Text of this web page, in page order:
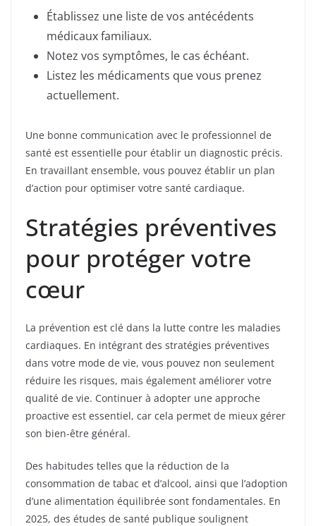
Établissez une liste de vos antécédents
médicaux familiaux.
Notez vos symptômes, le cas échéant.
Listez les médicaments que vous prenez
actuellement.
Une bonne communication avec le professionnel de
santé est essentielle pour établir un diagnostic précis.
En travaillant ensemble, vous pouvez établir un plan
d’action pour optimiser votre santé cardiaque.
Stratégies préventives
pour protéger votre
cœur
La prévention est clé dans la lutte contre les maladies
cardiaques. En intégrant des stratégies préventives
dans votre mode de vie, vous pouvez non seulement
réduire les risques, mais également améliorer votre
qualité de vie. Continuer à adopter une approche
proactive est essentiel, car cela permet de mieux gérer
son bien-être général.
Des habitudes telles que la réduction de la
consommation de tabac et d’alcool, ainsi que l’adoption
d’une alimentation équilibrée sont fondamentales. En
2025, des études de santé publique soulignent